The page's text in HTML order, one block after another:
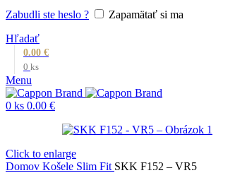
Zabudli ste heslo ?
Zapamätať si ma
Hľadať
0 ks
0.00 €
Menu
0 ks 0.00 €
Click to enlarge
Domov Košele Slim Fit SKK F152 – VR5